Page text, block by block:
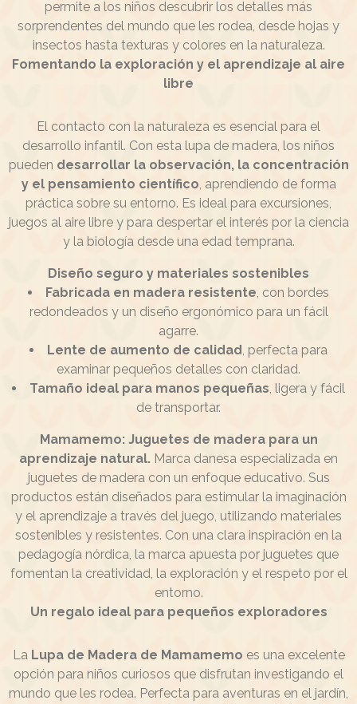
permite a los niños descubrir los detalles más
sorprendentes del mundo que les rodea, desde hojas y
insectos hasta texturas y colores en la naturaleza.
Fomentando la exploración y el aprendizaje al aire
libre
El contacto con la naturaleza es esencial para el
desarrollo infantil. Con esta lupa de madera, los niños
pueden desarrollar la observación, la concentración
y el pensamiento científico, aprendiendo de forma
práctica sobre su entorno. Es ideal para excursiones,
juegos al aire libre y para despertar el interés por la ciencia
y la biología desde una edad temprana.
Diseño seguro y materiales sostenibles
Fabricada en madera resistente, con bordes
redondeados y un diseño ergonómico para un fácil
agarre.
Lente de aumento de calidad, perfecta para
examinar pequeños detalles con claridad.
Tamaño ideal para manos pequeñas, ligera y fácil
de transportar.
Mamamemo: Juguetes de madera para un
aprendizaje natural. Marca danesa especializada en
juguetes de madera con un enfoque educativo. Sus
productos están diseñados para estimular la imaginación
y el aprendizaje a través del juego, utilizando materiales
sostenibles y resistentes. Con una clara inspiración en la
pedagogía nórdica, la marca apuesta por juguetes que
fomentan la creatividad, la exploración y el respeto por el
entorno.
Un regalo ideal para pequeños exploradores
La Lupa de Madera de Mamamemo es una excelente
opción para niños curiosos que disfrutan investigando el
mundo que les rodea. Perfecta para aventuras en el jardín,